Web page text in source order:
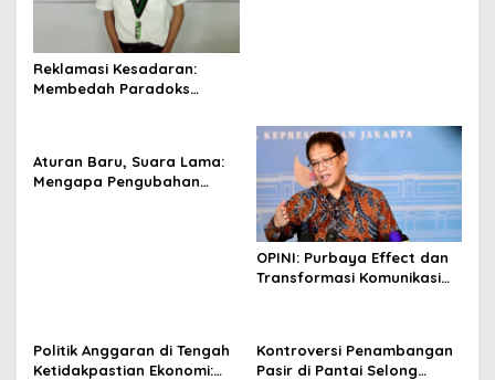
Reklamasi Kesadaran:
Membedah Paradoks
Aturan Baru, Suara Lama:
Mengapa Pengubahan
OPINI: Purbaya Effect dan
Transformasi Komunikasi
Politik Anggaran di Tengah
Ketidakpastian Ekonomi:
Kontroversi Penambangan
Pasir di Pantai Selong